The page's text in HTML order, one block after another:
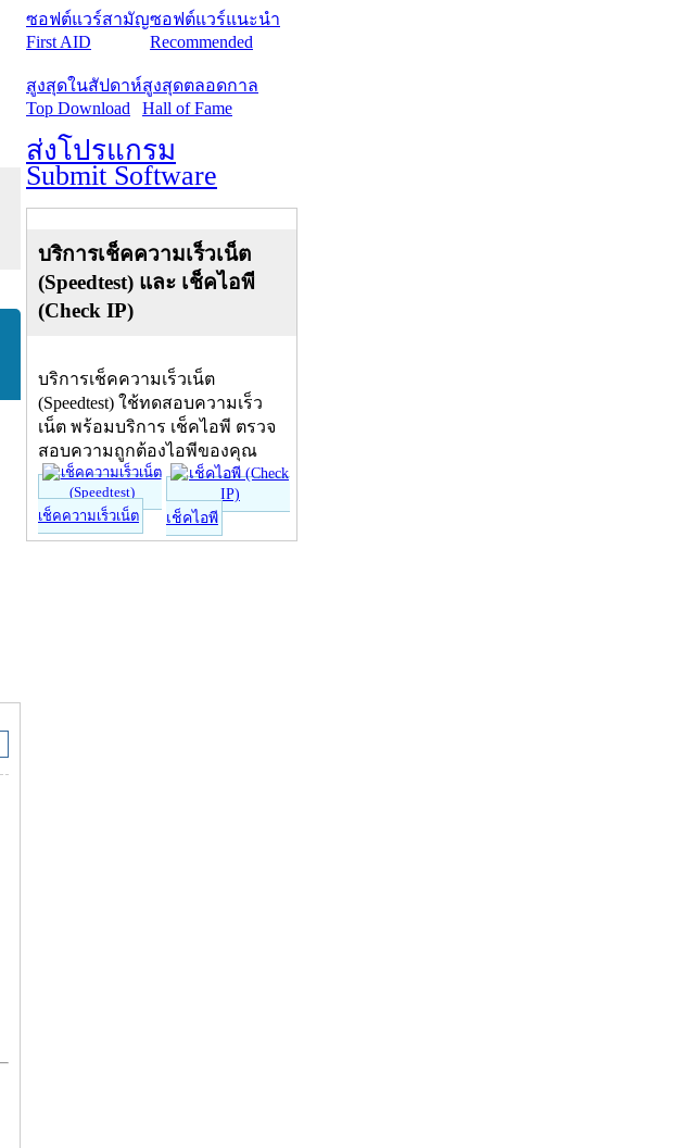
ซอฟต์แวร์สามัญ
First AID
ซอฟต์แวร์แนะนำ
Recommended
สูงสุดในสัปดาห์
Top Download
สูงสุดตลอดกาล
Hall of Fame
ส่งโปรแกรม
Submit Software
บริการเช็คความเร็วเน็ต
(Speedtest) และ เช็คไอพี
(Check IP)
บริการเช็คความเร็วเน็ต
(Speedtest) ใช้ทดสอบความเร็ว
เน็ต พร้อมบริการ เช็คไอพี ตรวจ
สอบความถูกต้องไอพีของคุณ
เช็คความเร็วเน็ต เช็คไอพี